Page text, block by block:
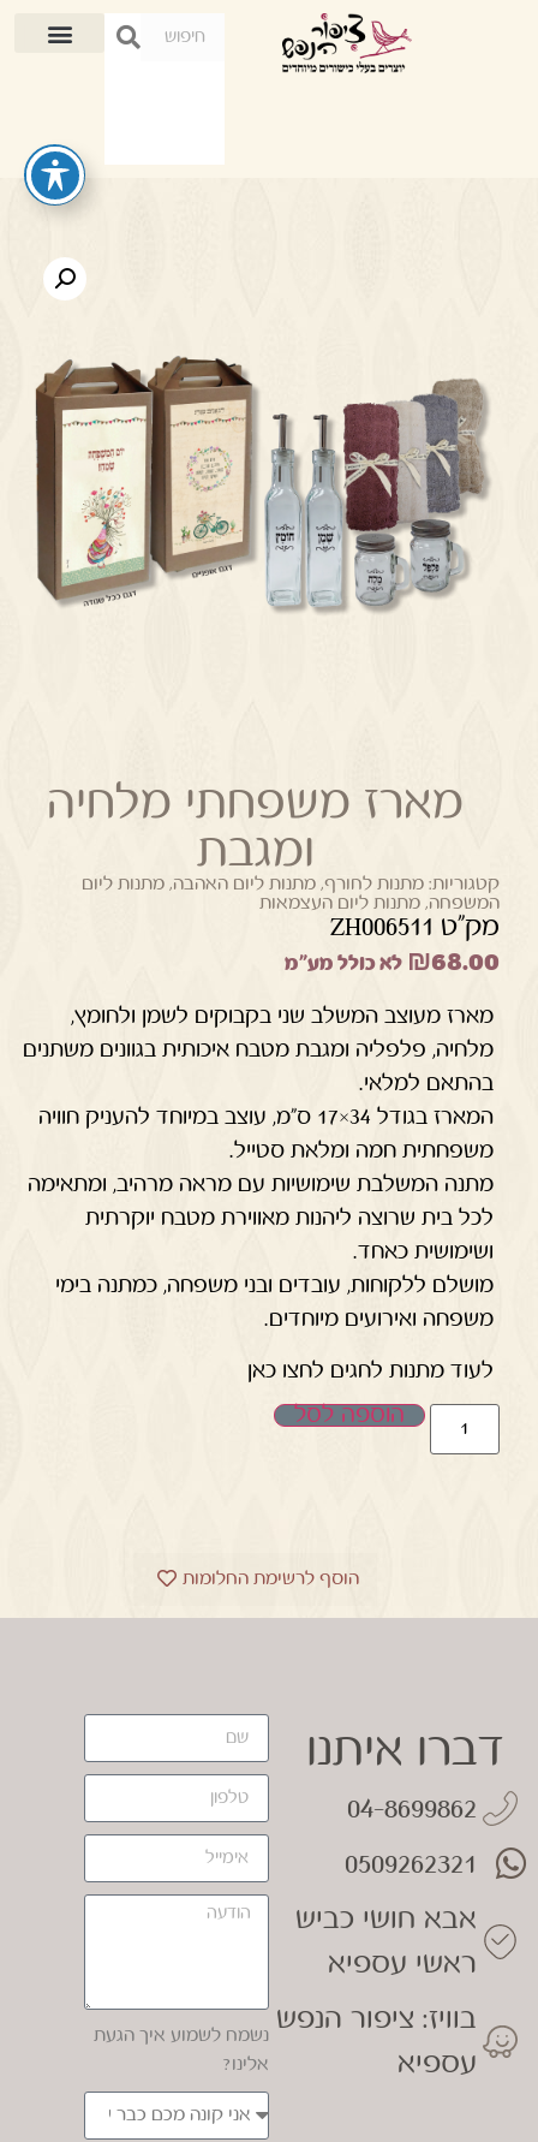
מארז משפחתי מלחיה
ומגבת
קטגוריות: מתנות לחורף,מתנות ליום האהבה,מתנות ליום
המשפחה,מתנות ליום העצמאות
מק"ט ZH006511
₪68.00 לא כולל מע"מ
מארז מעוצב המשלב שני בקבוקים לשמן ולחומץ,
מלחיה, פלפליה ומגבת מטבח איכותית בגוונים משתנים
בהתאם למלאי.
המארז בגודל 34×17 ס"מ, עוצב במיוחד להעניק חוויה
משפחתית חמה ומלאת סטייל.
מתנה המשלבת שימושיות עם מראה מרהיב, ומתאימה
לכל בית שרוצה ליהנות מאווירת מטבח יוקרתית
ושימושית כאחד.
מושלם ללקוחות, עובדים ובני משפחה, כמתנה בימי
משפחה ואירועים מיוחדים.
לעוד מתנות לחגים לחצו כאן
הוספה לסל
הוסף לרשימת החלומות
דברו איתנו
04-8699862
0509262321
אבא חושי כביש
ראשי עספיא
בוויז: ציפור הנפש
עספיא
נשמח לשמוע איך הגעת
אלינו?